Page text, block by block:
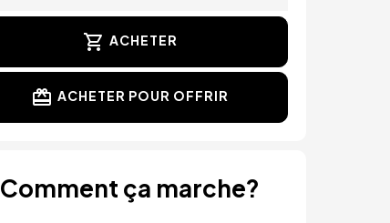
ACHETER
ACHETER POUR OFFRIR
Comment ça marche?